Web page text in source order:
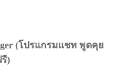
(โปรแกรมแชท พูดคุย
รี)